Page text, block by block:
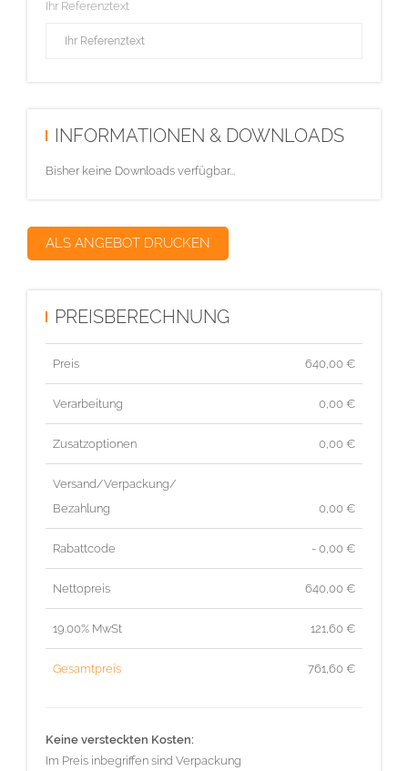
Ihr Referenztext
INFORMATIONEN & DOWNLOADS
Bisher keine Downloads verfügbar...
ALS ANGEBOT DRUCKEN
PREISBERECHNUNG
Preis 640,00 €
Verarbeitung 0,00 €
Zusatzoptionen 0,00 €
Versand/Verpackung/
Bezahlung
0,00 €
Rabattcode - 0,00 €
Nettopreis 640,00 €
19.00% MwSt 121,60 €
Gesamtpreis 761,60 €
Keine versteckten Kosten:
Im Preis inbegriffen sind Verpackung